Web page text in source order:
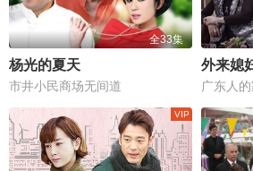
全33集
杨光的夏天
市井小民商场无间道 广东人